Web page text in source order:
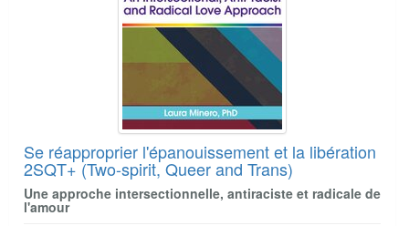
Se réapproprier l'épanouissement et la libération
2SQT+ (Two-spirit, Queer and Trans)
Une approche intersectionnelle, antiraciste et radicale de
l'amour